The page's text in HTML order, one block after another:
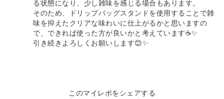
る状態になり、少し雑味を感じる場合もあります。
そのため、ドリップバッグスタンドを使用することで雑
味を抑えたクリアな味わいに仕上がるかと思いますの
で、できれば使った方が良いかと考えています☕✨
引き続きよろしくお願いします😊✨
このマイレポをシェアする